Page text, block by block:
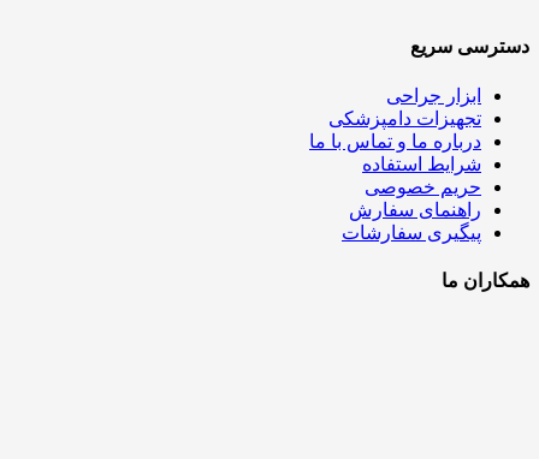
دسترسی سریع
ابزار جراحی
تجهیزات دامپزشکی
درباره ما و تماس با ما
شرایط استفاده
حریم خصوصی
راهنمای سفارش
پیگیری سفارشات
همکاران ما